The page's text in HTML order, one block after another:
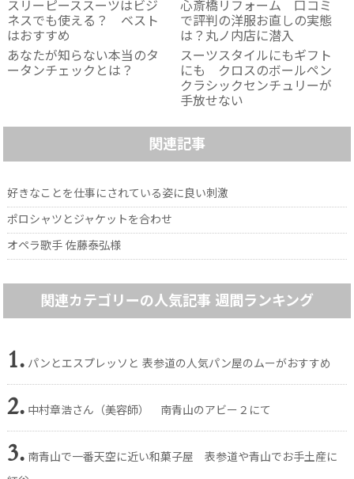
スリーピーススーツはビジ
ネスでも使える？ ベスト
はおすすめ
心斎橋リフォーム 口コミ
で評判の洋服お直しの実態
は？丸ノ内店に潜入
あなたが知らない本当のタ
ータンチェックとは？
スーツスタイルにもギフト
にも クロスのボールペン
クラシックセンチュリーが
手放せない
関連記事
好きなことを仕事にされている姿に良い刺激
ポロシャツとジャケットを合わせ
オペラ歌手 佐藤泰弘様
関連カテゴリーの人気記事 週間ランキング
1. パンとエスプレッソと 表参道の人気パン屋のムーがおすすめ
2. 中村章浩さん（美容師） 南青山のアビー２にて
3. 南青山で一番天空に近い和菓子屋 表参道や青山でお手土産に